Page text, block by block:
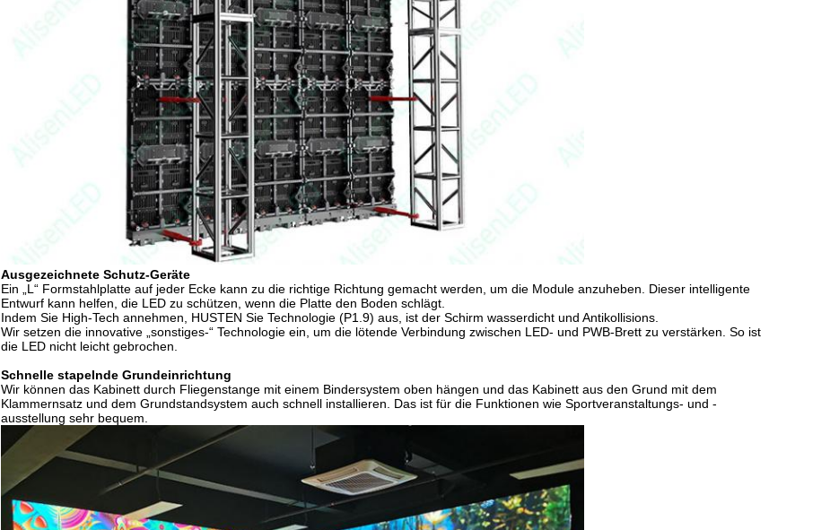
Ausgezeichnete Schutz-Geräte
Ein „L“ Formstahlplatte auf jeder Ecke kann zu die richtige Richtung gemacht werden, um die Module anzuheben. Dieser intelligente
Entwurf kann helfen, die LED zu schützen, wenn die Platte den Boden schlägt.
Indem Sie High-Tech annehmen, HUSTEN Sie Technologie (P1.9) aus, ist der Schirm wasserdicht und Antikollisions.
Wir setzen die innovative „sonstiges-“ Technologie ein, um die lötende Verbindung zwischen LED- und PWB-Brett zu verstärken. So ist
die LED nicht leicht gebrochen.
Schnelle stapelnde Grundeinrichtung
Wir können das Kabinett durch Fliegenstange mit einem Bindersystem oben hängen und das Kabinett aus den Grund mit dem
Klammernsatz und dem Grundstandsystem auch schnell installieren. Das ist für die Funktionen wie Sportveranstaltungs- und -
ausstellung sehr bequem.